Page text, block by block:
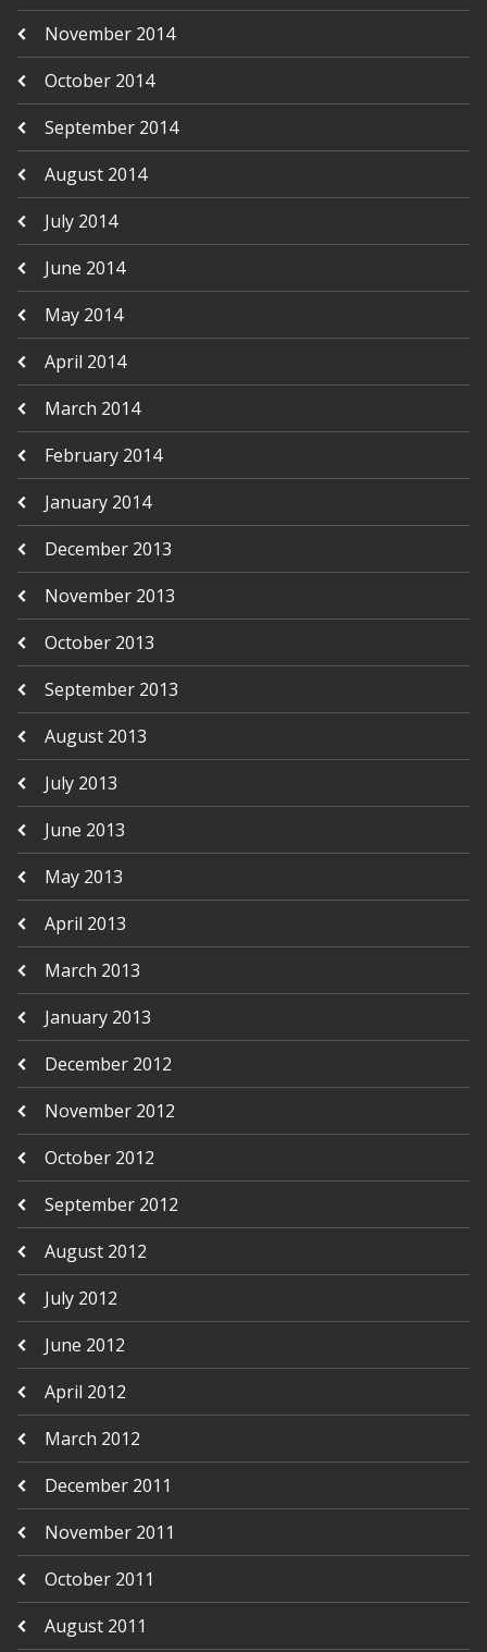
November 2014
October 2014
September 2014
August 2014
July 2014
June 2014
May 2014
April 2014
March 2014
February 2014
January 2014
December 2013
November 2013
October 2013
September 2013
August 2013
July 2013
June 2013
May 2013
April 2013
March 2013
January 2013
December 2012
November 2012
October 2012
September 2012
August 2012
July 2012
June 2012
April 2012
March 2012
December 2011
November 2011
October 2011
August 2011